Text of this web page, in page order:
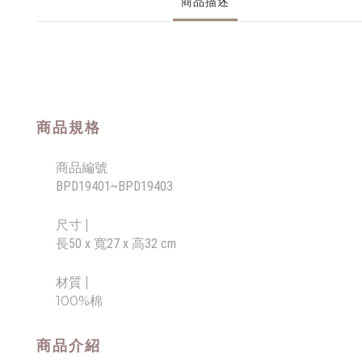
商品規格
商品編號
BPD19401~BPD19403
尺寸 |
長50 x 寬27 x 高32 cm
材質 |
100%棉
商品介紹